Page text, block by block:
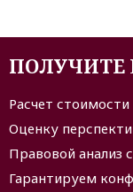
ПОЛУЧИТЕ
Расчет
Оценку
Правовой анализ
Гарантируем